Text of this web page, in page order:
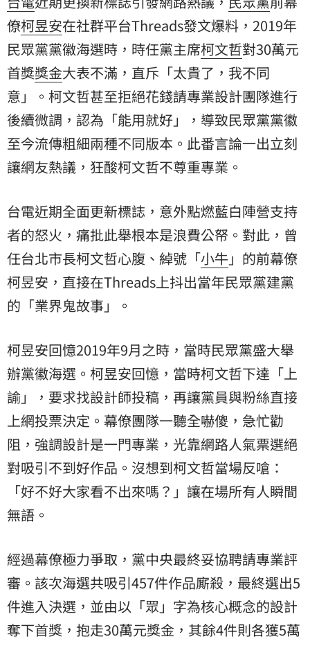
僚柯昱安在社群平台Threads發文爆料，2019年
民眾黨黨徽海選時，時任黨主席柯文哲對30萬元
首獎獎金大表不滿，直斥「太貴了，我不同
意」。柯文哲甚至拒絕花錢請專業設計團隊進行
後續微調，認為「能用就好」，導致民眾黨黨徽
至今流傳粗細兩種不同版本。此番言論一出立刻
讓網友熱議，狂酸柯文哲不尊重專業。
台電近期全面更新標誌，意外點燃藍白陣營支持
者的怒火，痛批此舉根本是浪費公帑。對此，曾
任台北市長柯文哲心腹、綽號「小牛 」的前幕僚
柯昱安，直接在Threads上抖出當年民眾黨建黨
的「業界鬼故事」。
柯昱安回憶2019年9月之時，當時民眾黨盛大舉
辦黨徽海選。柯昱安回憶，當時柯文哲下達「上
諭」，要求找設計師投稿，再讓黨員與粉絲直接
上網投票決定。幕僚團隊一聽全嚇傻，急忙勸
阻，強調設計是一門專業，光靠網路人氣票選絕
對吸引不到好作品。沒想到柯文哲當場反嗆：
「好不好大家看不出來嗎？」讓在場所有人瞬間
無語。
經過幕僚極力爭取，黨中央最終妥協聘請專業評
審。該次海選共吸引457件作品廝殺，最終選出5
件進入決選，並由以「眾」字為核心概念的設計
奪下首獎，抱走30萬元獎金，其餘4件則各獲5萬